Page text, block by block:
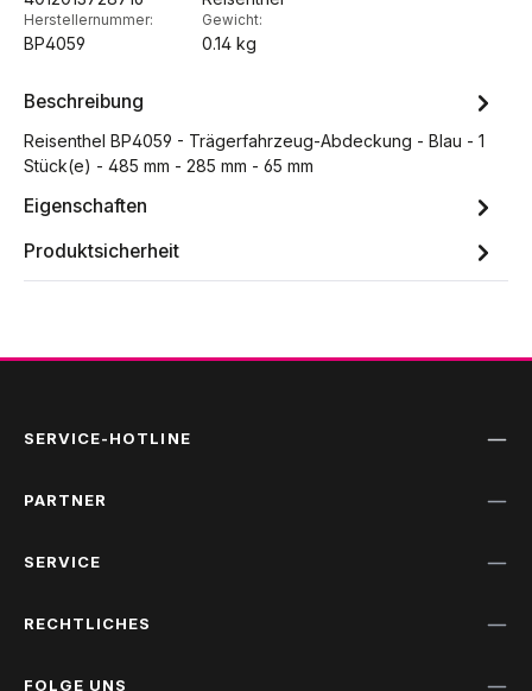
Herstellernummer:
BP4059
Gewicht:
0.14 kg
Beschreibung
Reisenthel BP4059 - Trägerfahrzeug-Abdeckung - Blau - 1
Stück(e) - 485 mm - 285 mm - 65 mm
Eigenschaften
Produktsicherheit
SERVICE-HOTLINE
PARTNER
SERVICE
RECHTLICHES
FOLGE UNS